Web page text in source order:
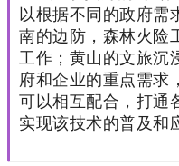
以根据不同的政府需
南的边防，森林火险
工作；黄山的文旅沉
府和企业的重点需求
可以相互配合，打通
实现该技术的普及和